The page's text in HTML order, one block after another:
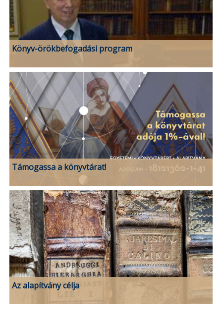
Könyv-örökbefogadási program
Támogassa a könyvtárat!
Az alapítvány célja